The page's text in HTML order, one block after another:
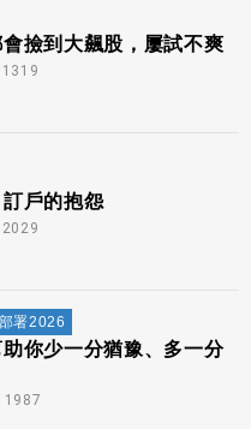
撿到大飆股，屢試不爽
1319
訂戶的抱怨
2029
署2026
你少一分猶豫、多一分
1987